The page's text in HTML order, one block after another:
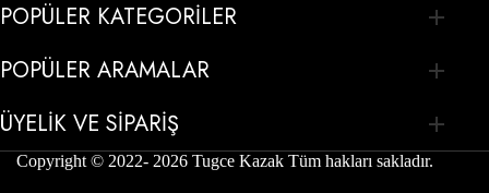
POPÜLER KATEGORILER
POPÜLER ARAMALAR
ÜYELIK VE SIPARIŞ
Copyright © 2022- 2026 Tugce Kazak Tüm hakları sakladır.